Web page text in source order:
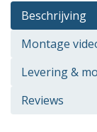
Beschrijving
Montage
Levering &
Reviews